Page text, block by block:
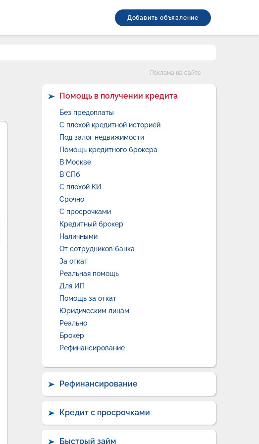
Добавить объявление
Реклама на сайте
Помощь в получении кредита
Без предоплаты
С плохой кредитной историей
Под залог недвижимости
Помощь кредитного брокера
В Москве
В СПб
С плохой КИ
Срочно
С просрочками
Кредитный брокер
Наличными
От сотрудников банка
За откат
Реальная помощь
Для ИП
Помощь за откат
Юридическим лицам
Реально
Брокер
Рефинансирование
Рефинансирование
Кредит с просрочками
Быстрый займ